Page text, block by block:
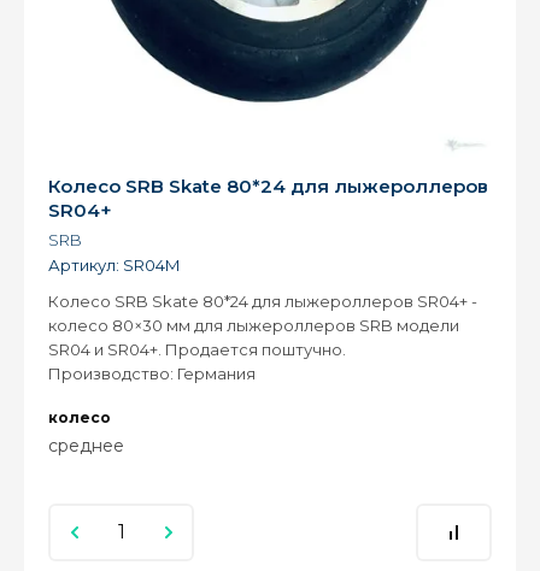
Колесо SRB Skate 80*24 для лыжероллеров
SR04+
SRB
Артикул: SR04M
Колесо SRB Skate 80*24 для лыжероллеров SR04+ -
колесо 80×30 мм для лыжероллеров SRB модели
SR04 и SR04+. Продается поштучно.
Производство: Германия
колесо
среднее